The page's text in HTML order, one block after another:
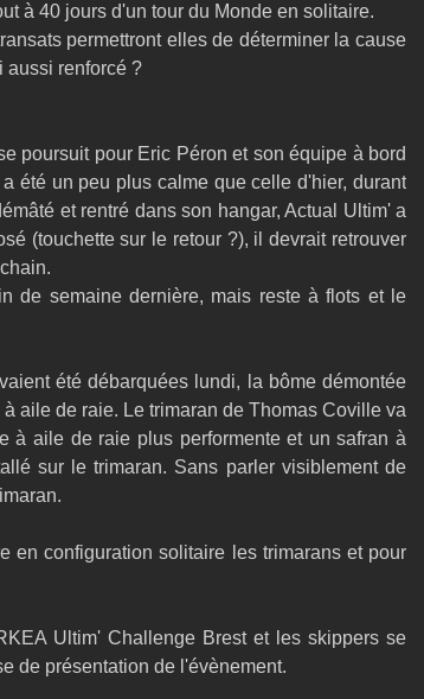
à 40 jours d'un tour du Monde en solitaire.
permettront elles de déterminer la cause
aussi renforcé ?
poursuit pour Eric Péron et son équipe à bord
été un peu plus calme que celle d'hier, durant
et rentré dans son hangar, Actual Ultim' a
(touchette sur le retour ?), il devrait retrouver
de semaine dernière, mais reste à flots et le
été débarquées lundi, la bôme démontée
aile de raie. Le trimaran de Thomas Coville va
à aile de raie plus performente et un safran à
sur le trimaran. Sans parler visiblement de
en configuration solitaire les trimarans et pour
Ultim' Challenge Brest et les skippers se
de présentation de l'évènement.